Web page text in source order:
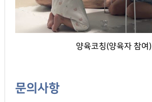
양육코칭(양육자 참여)
문의사항